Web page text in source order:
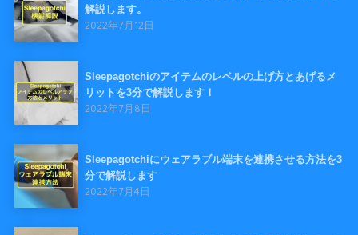
解説します。
2022年7月12日
Sleepagotchiのアイテムのレベルの上げ方とあげるメ
リットを3分で解説します！
2022年7月8日
Sleepagotchiにウェアラブル端末を連携させる方法を3
分で解説します
2022年7月4日